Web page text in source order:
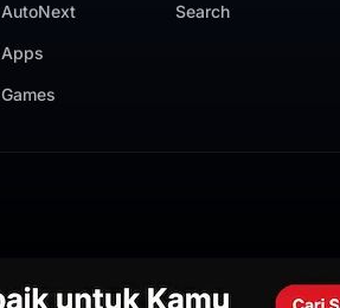
AutoNext
Apps
Games
Search